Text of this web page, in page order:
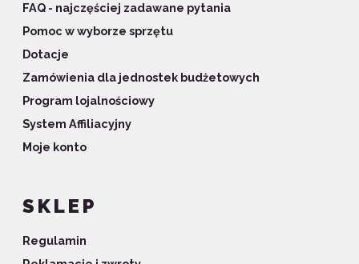
FAQ - najczęściej zadawane pytania
Pomoc w wyborze sprzętu
Dotacje
Zamówienia dla jednostek budżetowych
Program lojalnościowy
System Affiliacyjny
Moje konto
SKLEP
Regulamin